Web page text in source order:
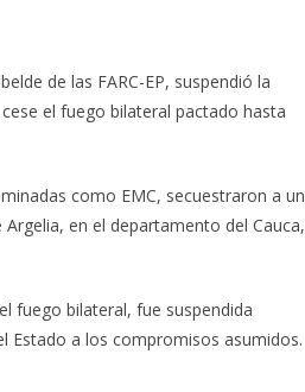
de las FARC-EP, suspendió la
el fuego bilateral pactado hasta
como EMC, secuestraron a un
en el departamento del Cauca,
fuego bilateral, fue suspendida
Estado a los compromisos asumidos.